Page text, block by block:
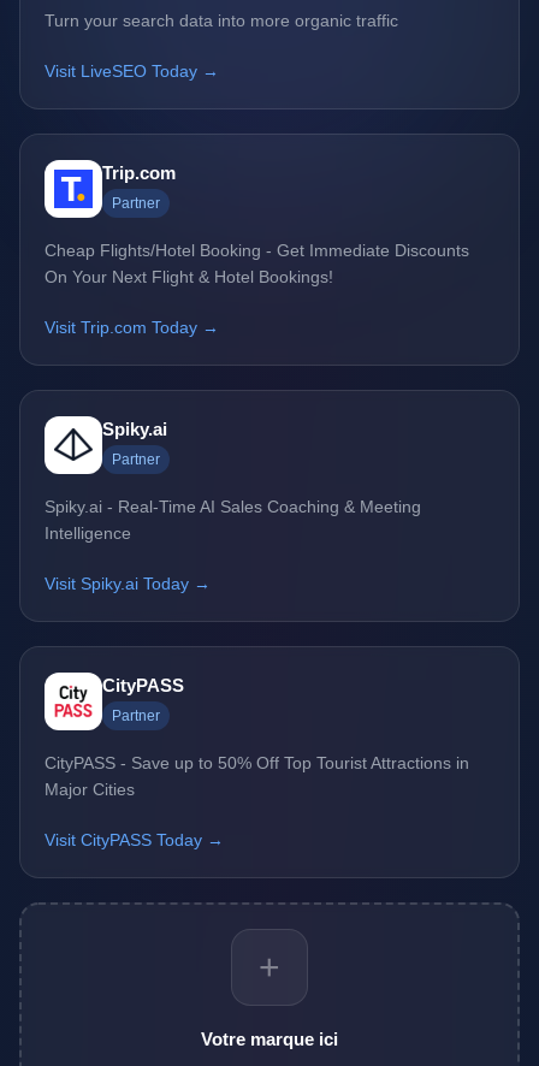
Turn your search data into more organic traffic
Visit LiveSEO Today →
Trip.com
Partner
Cheap Flights/Hotel Booking - Get Immediate Discounts
On Your Next Flight & Hotel Bookings!
Visit Trip.com Today →
Spiky.ai
Partner
Spiky.ai - Real-Time AI Sales Coaching & Meeting
Intelligence
Visit Spiky.ai Today →
CityPASS
Partner
CityPASS - Save up to 50% Off Top Tourist Attractions in
Major Cities
Visit CityPASS Today →
+
Votre marque ici